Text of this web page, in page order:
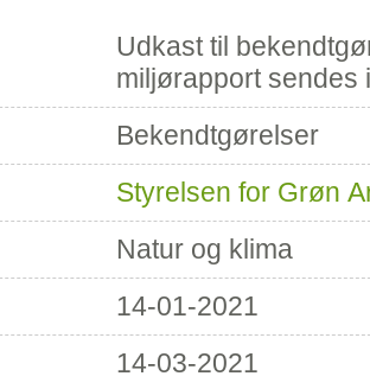
Udkast til
miljørapport sendes
Bekendtgørelser
Styrelsen for Grøn
Natur og klima
14-01-2021
14-03-2021